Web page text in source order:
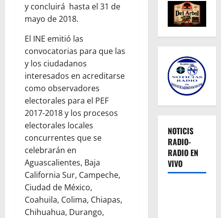
y concluirá hasta el 31 de
mayo de 2018.
El INE emitió las
convocatorias para que las
y los ciudadanos
interesados en acreditarse
como observadores
electorales para el PEF
2017-2018 y los procesos
electorales locales
concurrentes que se
celebrarán en
Aguascalientes, Baja
California Sur, Campeche,
Ciudad de México,
Coahuila, Colima, Chiapas,
Chihuahua, Durango,
NOTICIS
RADIO-
RADIO EN
VIVO